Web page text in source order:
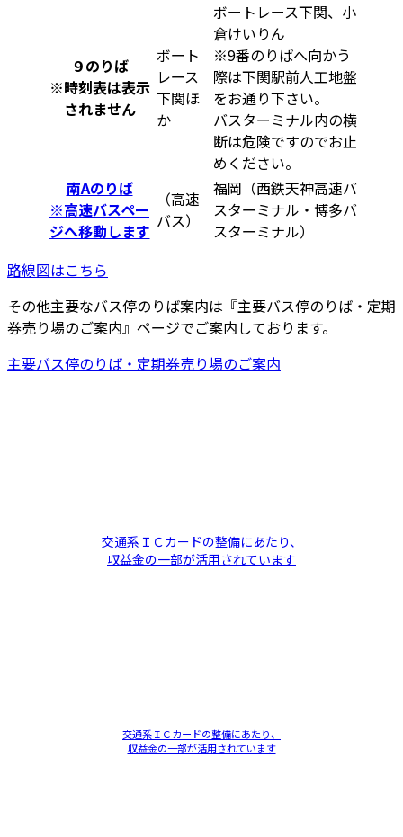
９のりば
※時刻表は表示
されません
ボート
レース
下関ほ
か
ボートレース下関、小
倉けいりん
※9番のりばへ向かう
際は下関駅前人工地盤
をお通り下さい。
バスターミナル内の横
断は危険ですのでお止
めください。
南Aのりば
※高速バスペー
ジへ移動します
（高速
バス）
福岡（西鉄天神高速バ
スターミナル・博多バ
スターミナル）
路線図はこちら
その他主要なバス停のりば案内は『主要バス停のりば・定期
券売り場のご案内』ページでご案内しております。
主要バス停のりば・定期券売り場のご案内
交通系ＩＣカードの整備にあたり、
収益金の一部が活用されています
交通系ＩＣカードの整備にあたり、
収益金の一部が活用されています